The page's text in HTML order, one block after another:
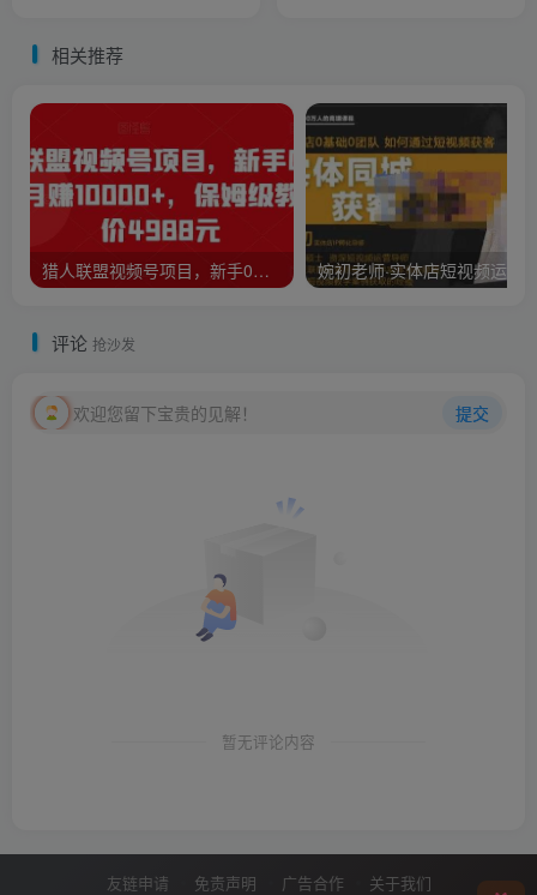
相关推荐
猎人联盟视频号项目，新手0基础轻松月赚10000+，保姆级教程原价4988元
评论 抢沙发
欢迎您留下宝贵的见解！ 提交
暂无评论内容
友链申请 免责声明 广告合作 关于我们